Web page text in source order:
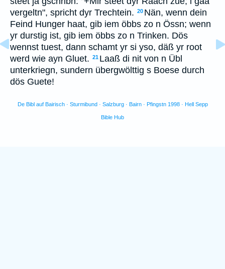
vergeltn", spricht dyr Trechtein. 20 Nän, wenn dein
Feind Hunger haat, gib iem öbbs zo n Össn; wenn
yr durstig ist, gib iem öbbs zo n Trinken. Dös
wennst tuest, dann schamt yr si yso, däß yr root
werd wie ayn Gluet. 21 Laaß di nit von n Übl
unterkriegn, sundern übergwölttig s Boese durch
dös Guete!
De Bibl auf Bairisch · Sturmibund · Salzburg · Bairn · Pfingstn 1998 · Hell Sepp
Bible Hub